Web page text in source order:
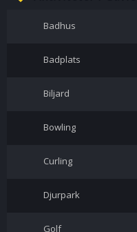
Badhus
Badplats
Biljard
Bowling
Curling
Djurpark
Golf